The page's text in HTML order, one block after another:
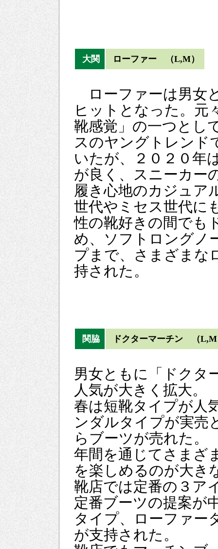
大関 ローファー （L,M）
ローファーは男女
ヒットとなった。元
靴感覚」の一つとし
スのヤングトレンド
いたが、２０２０年
が良く、スニーカー
履き心地のカジュア
世代やミセス世代に
性の靴好きの間でも
め、ソフトロングノ
プまで、さまざまな
持された。
関脇 ドクターマーチン （
男女ともに「ドクタ
人気が大きく拡大。
春は短靴タイプが人
ンダルタイプが実売
らブーツが売れた。
年間を通じてさまざ
を楽しめるのが大き
靴店では定番の３ア
定番ブーツの提案が
タイプ、ローファー
が支持された。